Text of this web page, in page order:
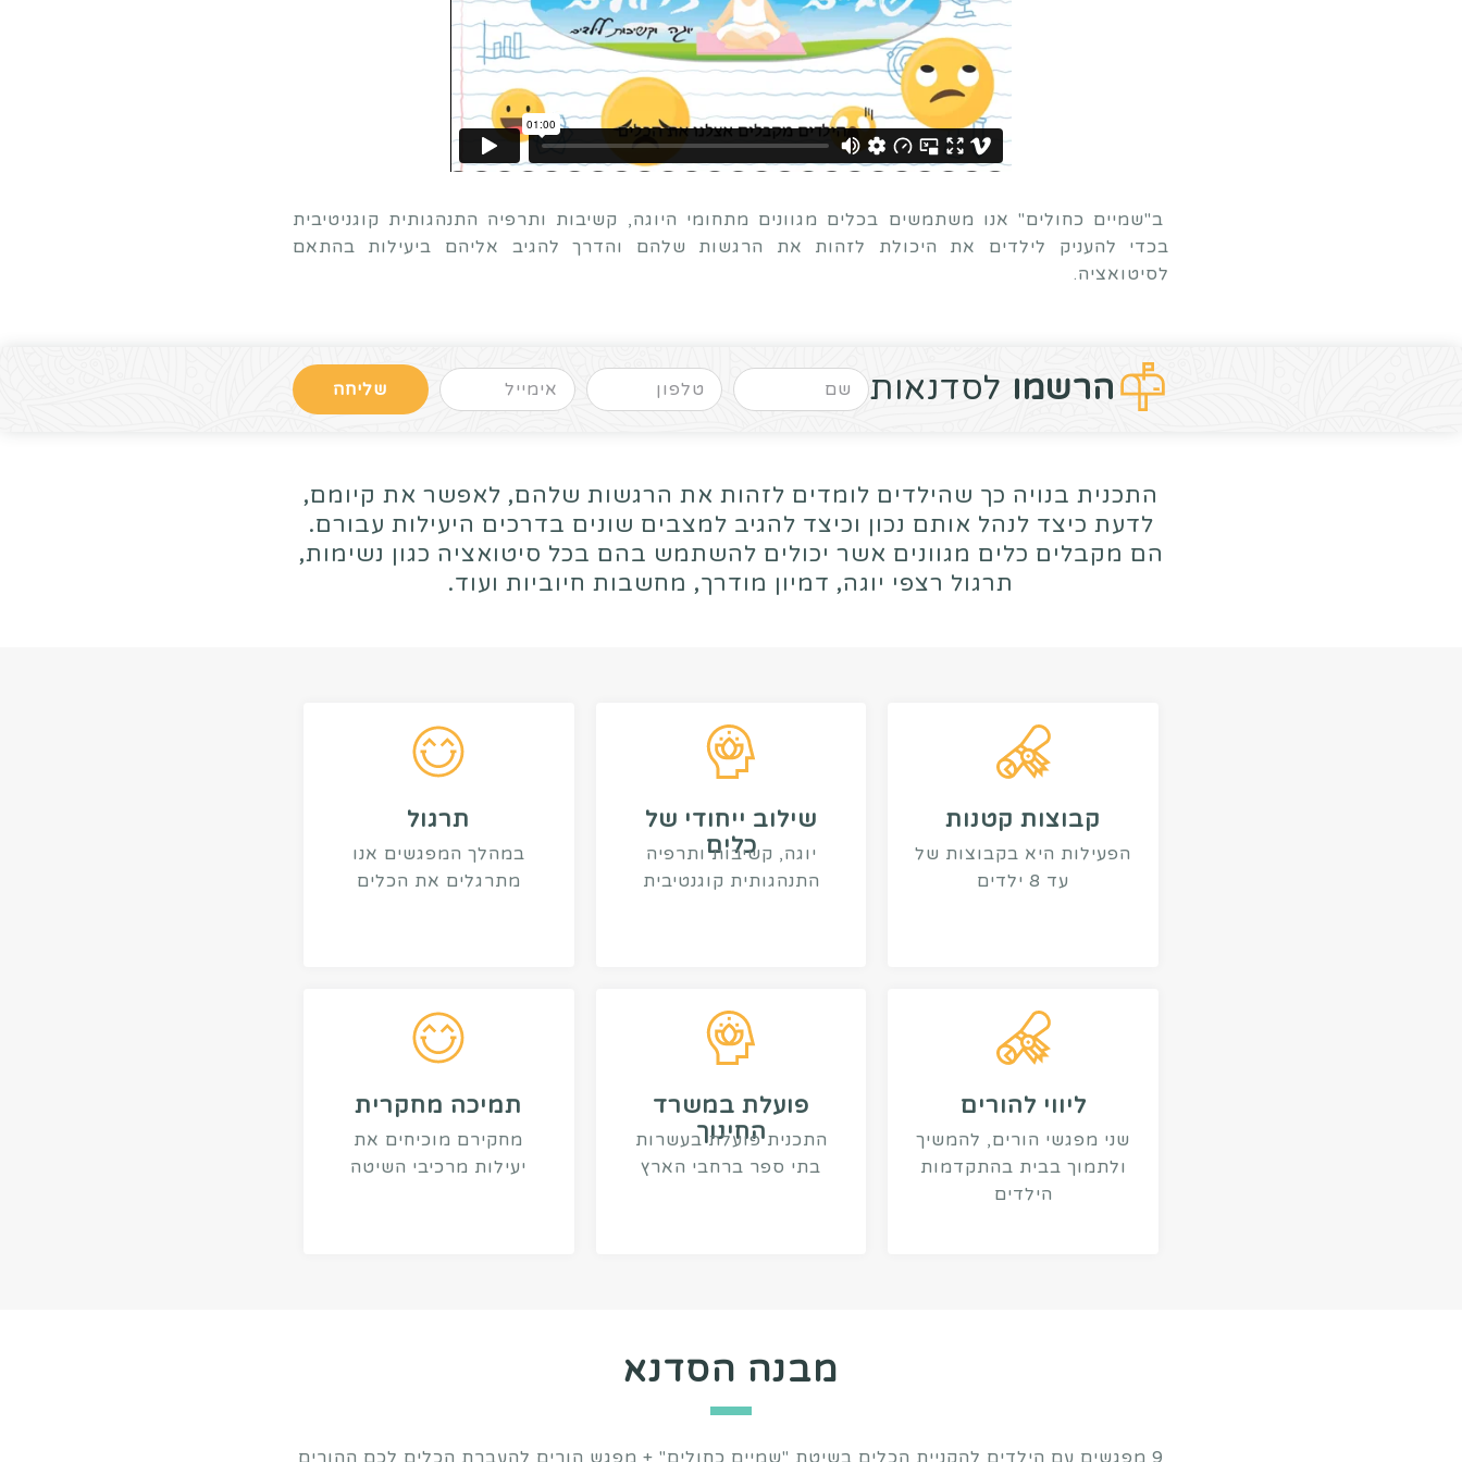
ב"שמיים כחולים" אנו משתמשים בכלים מגוונים מתחומי היוגה, קשיבות ותרפיה התנהגותית קוגניטיבית
בכדי להעניק לילדים את היכולת לזהות את הרגשות שלהם והדרך להגיב אליהם ביעילות בהתאם
לסיטואציה.
הרשמו לסדנאות שליחה
התכנית בנויה כך שהילדים לומדים לזהות את הרגשות שלהם, לאפשר את קיומם,
לדעת כיצד לנהל אותם נכון וכיצד להגיב למצבים שונים בדרכים היעילות עבורם.
הם מקבלים כלים מגוונים אשר יכולים להשתמש בהם בכל סיטואציה כגון נשימות,
תרגול רצפי יוגה, דמיון מודרך, מחשבות חיוביות ועוד.
קבוצות קטנות
הפעילות היא בקבוצות של
עד 8 ילדים
שילוב ייחודי של
כלים
יוגה, קשיבות ותרפיה
התנהגותית קוגנטיבית
תרגול
במהלך המפגשים אנו
מתרגלים את הכלים
ליווי להורים
שני מפגשי הורים, להמשיך
ולתמוך בבית בהתקדמות
הילדים
פועלת במשרד
החינוך
התכנית פועלת בעשרות
בתי ספר ברחבי הארץ
תמיכה מחקרית
מחקירם מוכיחים את
יעילות מרכיבי השיטה
מבנה הסדנא
9 מפגשים עם הילדים להקניית הכלים בשיטת "שמיים כחולים" + מפגש הורים להעברת הכלים לכם ההורים